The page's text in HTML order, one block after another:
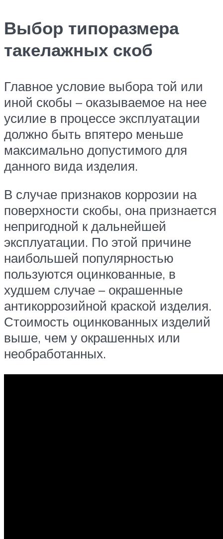
Выбор типоразмера
такелажных скоб
Главное условие выбора той или
иной скобы – оказываемое на нее
усилие в процессе эксплуатации
должно быть впятеро меньше
максимально допустимого для
данного вида изделия.
В случае признаков коррозии на
поверхности скобы, она признается
непригодной к дальнейшей
эксплуатации. По этой причине
наибольшей популярностью
пользуются оцинкованные, в
худшем случае – окрашенные
антикоррозийной краской изделия.
Стоимость оцинкованных изделий
выше, чем у окрашенных или
необработанных.